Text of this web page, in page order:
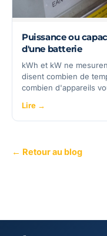
Puissance ou
d'une batterie
kWh et kW ne
disent combien de
combien d'appareils
Lire →
← Retour au blog